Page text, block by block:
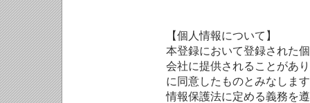
【個人情報について】
本登録において登録された
会社に提供されることがあ
に同意したものとみなしま
情報保護法に定める義務を